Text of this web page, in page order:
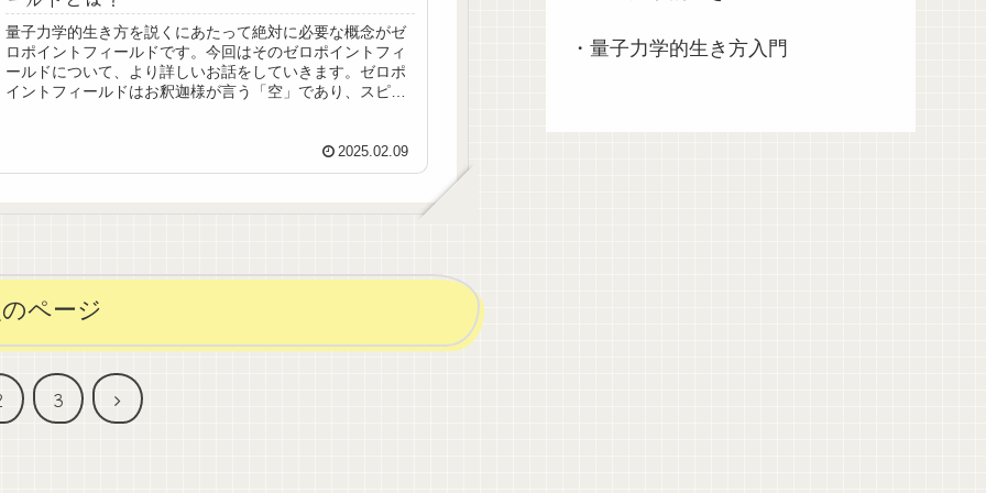
量子力学的生き方を説くにあたって絶対に必要な概念がゼ
ロポイントフィールドです。今回はそのゼロポイントフィ
ールドについて、より詳しいお話をしていきます。ゼロポ
イントフィールドはお釈迦様が言う「空」であり、スピリ
2025.02.09
ページ
3
次
・量子力学的生き方入門